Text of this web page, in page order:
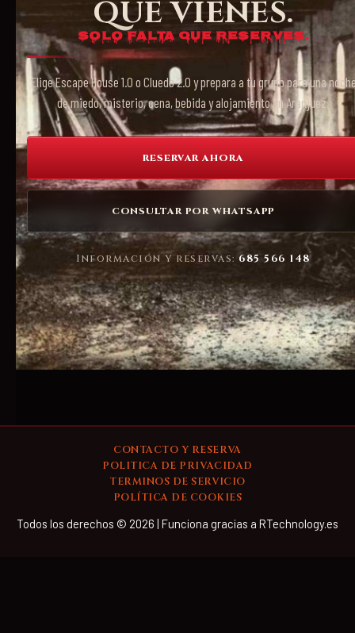
QUE VIENES.
Solo falta que reserves.
Elige Escape House 1.0 o Cluedo 2.0 y prepara a tu grupo para una
de miedo, misterio, cena, bebida y alojamiento en Aranjuez.
RESERVAR AHORA
CONSULTAR POR WHATSAPP
Información y reservas: 685 566 148
CONTACTO Y RESERVA
POLITICA DE PRIVACIDAD
TERMINOS DE SERVICIO
POLÍTICA DE COOKIES
Todos los derechos © 2026 | Funciona gracias a RTechnology.es